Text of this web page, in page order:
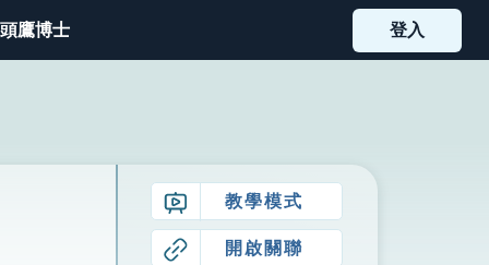
鷹博士 登入
教學模式
開啟關聯